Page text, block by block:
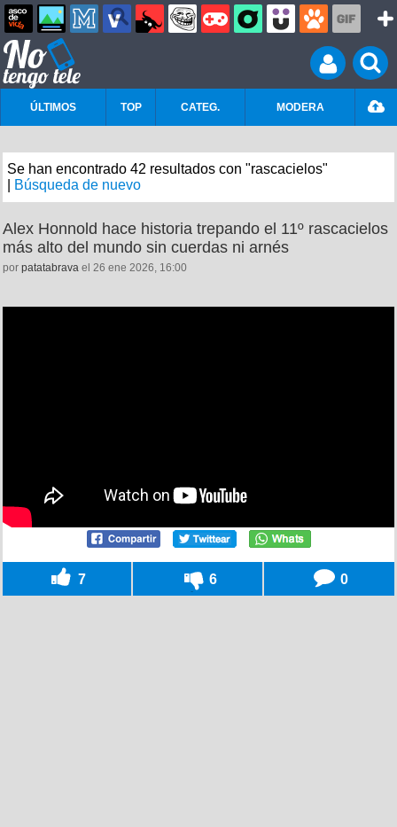
ÚLTIMOS TOP CATEG. MODERA
Se han encontrado 42 resultados con "rascacielos"
Búsqueda de nuevo
Alex Honnold hace historia trepando el 11º rascacielos
más alto del mundo sin cuerdas ni arnés
por patatabrava el 26 ene 2026, 16:00
7 6 0